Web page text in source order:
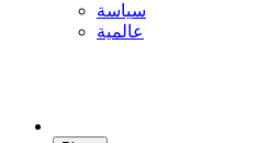
سياسة
عالمية